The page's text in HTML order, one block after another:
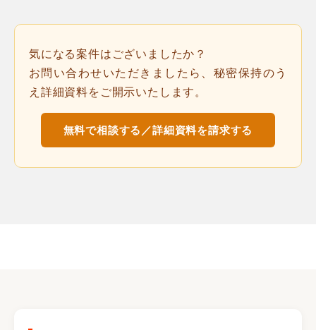
気になる案件はございましたか？
お問い合わせいただきましたら、秘密保持のう
え詳細資料をご開示いたします。
無料で相談する／詳細資料を請求する